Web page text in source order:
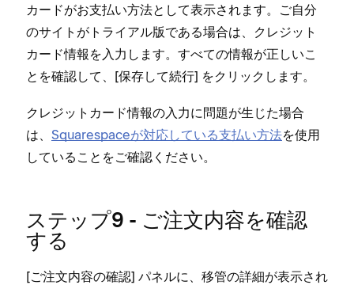
カ⁠ードがお支払い方法として表示されます⁠。ご自分
のサイトがトライアル版である場合は⁠、クレジ⁠ット
カ⁠ード情報を入力します⁠。すべての情報が正しいこ
とを確認して⁠、[⁠保存して続行⁠] をクリ⁠ックします⁠。
クレジ⁠ットカ⁠ード情報の入力に問題が生じた場合
は⁠、 Squarespaceが対応している支払い方法を使用
していることをご確認ください⁠。
ステ⁠ップ9 - ご注文内容を確認
する
[⁠ご注文内容の確認⁠] パネルに⁠、移管の詳細が表示され